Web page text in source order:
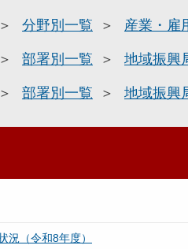
分野別一覧 産業・雇
部署別一覧 地域振興
部署別一覧 地域振興
況（令和8年度）